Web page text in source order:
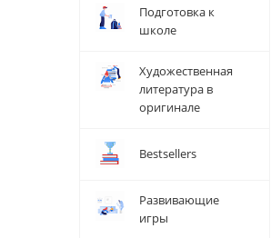
Подготовка к
школе
Художественная
литература в
оригинале
Bestsellers
Развивающие
игры